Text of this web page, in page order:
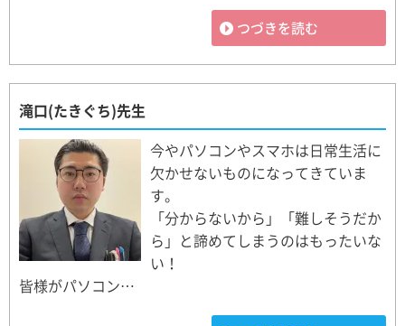
つづきを読む
滝口(たきぐち)先生
今やパソコンやスマホは日常生活に
欠かせないものになってきていま
す。
「分からないから」「難しそうだか
ら」と諦めてしまうのはもったいな
い！
皆様がパソコン…